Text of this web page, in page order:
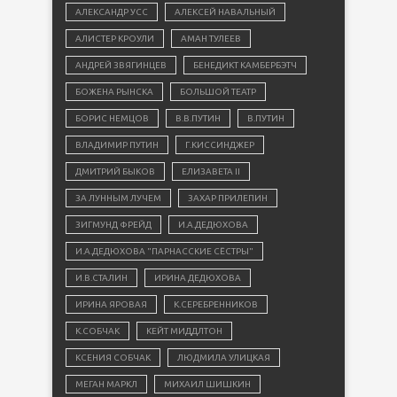
АЛЕКСАНДР УСС АЛЕКСЕЙ НАВАЛЬНЫЙ
АЛИСТЕР КРОУЛИ АМАН ТУЛЕЕВ
АНДРЕЙ ЗВЯГИНЦЕВ БЕНЕДИКТ КАМБЕРБЭТЧ
БОЖЕНА РЫНСКА БОЛЬШОЙ ТЕАТР
БОРИС НЕМЦОВ В.В.ПУТИН В.ПУТИН
ВЛАДИМИР ПУТИН Г.КИССИНДЖЕР
ДМИТРИЙ БЫКОВ ЕЛИЗАВЕТА II
ЗА ЛУННЫМ ЛУЧЕМ ЗАХАР ПРИЛЕПИН
ЗИГМУНД ФРЕЙД И.А.ДЕДЮХОВА
И.А.ДЕДЮХОВА "ПАРНАССКИЕ СЁСТРЫ"
И.В.СТАЛИН ИРИНА ДЕДЮХОВА
ИРИНА ЯРОВАЯ К.СЕРЕБРЕННИКОВ
К.СОБЧАК КЕЙТ МИДДЛТОН
КСЕНИЯ СОБЧАК ЛЮДМИЛА УЛИЦКАЯ
МЕГАН МАРКЛ МИХАИЛ ШИШКИН